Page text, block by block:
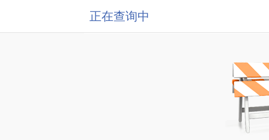
正在查询中